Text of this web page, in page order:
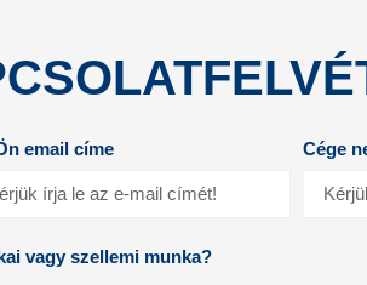
email címe Cége
vagy szellemi munka?